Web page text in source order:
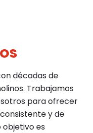
décadas de
Trabajamos
para ofrecer
y de
es